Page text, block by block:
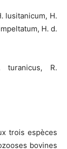
lusitanicum, H.
H. d.
turanicus, R.
trois espèces
bovines